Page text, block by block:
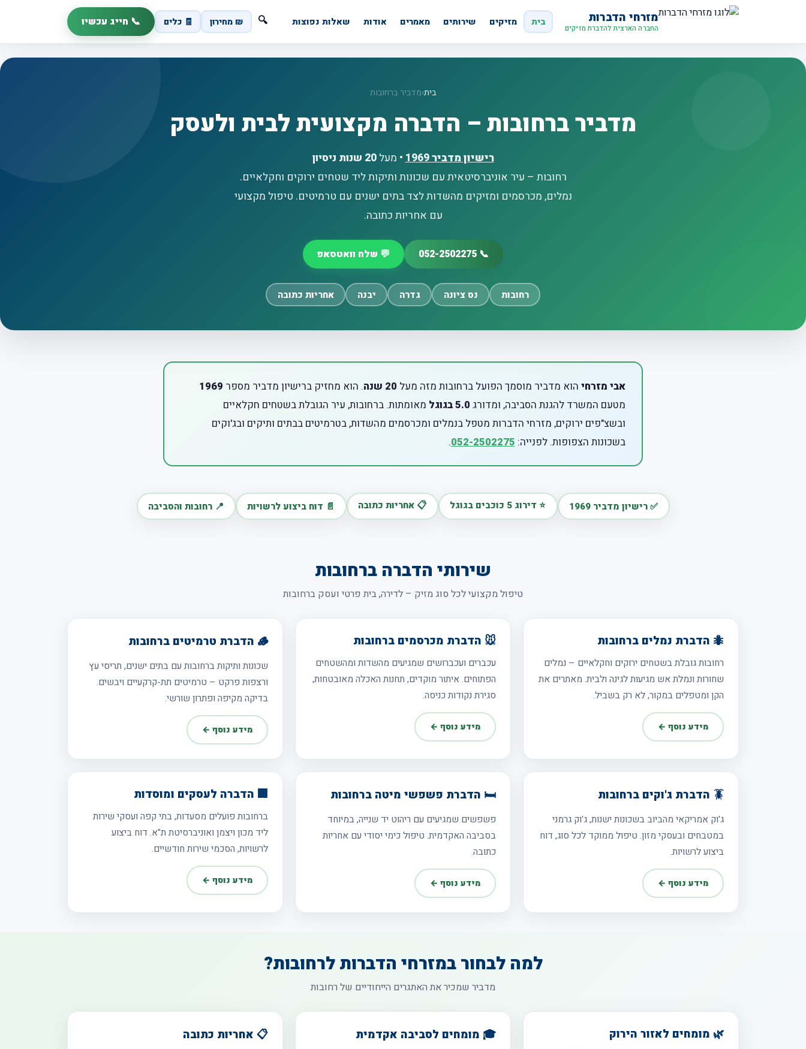
מזרחי הדברות
החברה הארצית להדברת מזיקים
בית מזיקים שירותים מאמרים אודות שאלות נפוצות 🔍 ₪ מחירון 🧾 כלים 📞 חייג עכשיו
בית›מדביר ברחובות
מדביר ברחובות – הדברה מקצועית לבית ולעסק
רישיון מדביר1969• מעל20 שנות ניסיון
רחובות – עיר אוניברסיטאית עם שכונות ותיקות ליד שטחים ירוקים וחקלאיים.
נמלים, מכרסמים ומזיקים מהשדות לצד בתים ישנים עם טרמיטים. טיפול מקצועי
עם אחריות כתובה.
📞 052-2502275 💬 שלח וואטסאפ
רחובות נס ציונה גדרה יבנה אחריות כתובה
אבי מזרחי הוא מדביר מוסמך הפועל ברחובות מזה מעל 20 שנה . הוא מחזיק ברישיון מדביר מספר 1969
מטעם המשרד להגנת הסביבה, ומדורג 5.0 בגוגל
מאומתות. ברחובות, עיר הגובלת בשטחים חקלאיים
ובשצ"פים ירוקים, מזרחי הדברות מטפל בנמלים ומכרסמים מהשדות, בטרמיטים בבתים ותיקים ובג'וקים
בשכונות הצפופות. לפנייה: 052-2502275
.
✅ רישיון מדביר 1969 ⭐ דירוג 5 כוכבים בגוגל 📋 אחריות כתובה 📄 דוח ביצוע לרשויות 📍 רחובות והסביבה
שירותי הדברה ברחובות
טיפול מקצועי לכל סוג מזיק – לדירה, בית פרטי ועסק ברחובות
🐜 הדברת נמלים ברחובות
רחובות גובלת בשטחים ירוקים וחקלאיים – נמלים
שחורות ונמלת אש מגיעות לגינה ולבית. מאתרים את
הקן ומטפלים במקור, לא רק בשביל.
מידע נוסף ←
🐭 הדברת מכרסמים ברחובות
עכברים ועכברושים שמגיעים מהשדות ומהשטחים
הפתוחים. איתור מוקדים, תחנות האכלה מאובטחות,
סגירת נקודות כניסה.
מידע נוסף ←
🪵 הדברת טרמיטים ברחובות
שכונות ותיקות ברחובות עם בתים ישנים, תריסי עץ
ורצפות פרקט – טרמיטים תת-קרקעיים ויבשים.
בדיקה מקיפה ופתרון שורשי.
מידע נוסף ←
🪳 הדברת ג'וקים ברחובות
ג'וק אמריקאי מהביוב בשכונות ישנות, ג'וק גרמני
במטבחים ובעסקי מזון. טיפול ממוקד לכל סוג, דוח
ביצוע לרשויות.
מידע נוסף ←
🛏️ הדברת פשפשי מיטה ברחובות
פשפשים שמגיעים עם ריהוט יד שנייה, במיוחד
בסביבה האקדמית. טיפול כימי יסודי עם אחריות
כתובה.
מידע נוסף ←
🏢 הדברה לעסקים ומוסדות
ברחובות פועלים מסעדות, בתי קפה ועסקי שירות
ליד מכון ויצמן ואוניברסיטת ת"א. דוח ביצוע
לרשויות, הסכמי שירות חודשיים.
מידע נוסף ←
למה לבחור במזרחי הדברות לרחובות?
מדביר שמכיר את האתגרים הייחודיים של רחובות
🌿 מומחים לאזור הירוק 🎓 מומחים לסביבה אקדמית 📋 אחריות כתובה